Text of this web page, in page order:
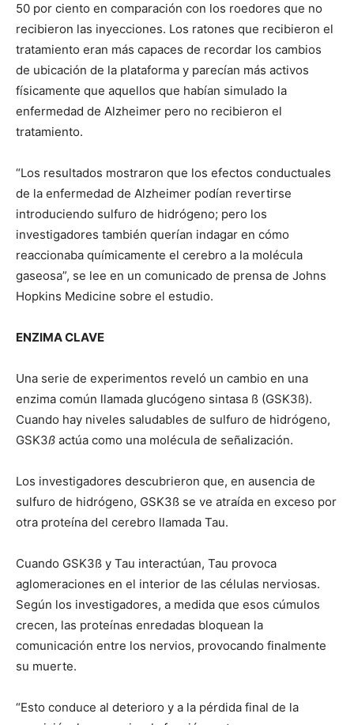
50 por ciento en comparación con los roedores que no
recibieron las inyecciones. Los ratones que recibieron el
tratamiento eran más capaces de recordar los cambios
de ubicación de la plataforma y parecían más activos
físicamente que aquellos que habían simulado la
enfermedad de Alzheimer pero no recibieron el
tratamiento.
“Los resultados mostraron que los efectos conductuales
de la enfermedad de Alzheimer podían revertirse
introduciendo sulfuro de hidrógeno; pero los
investigadores también querían indagar en cómo
reaccionaba químicamente el cerebro a la molécula
gaseosa”, se lee en un comunicado de prensa de Johns
Hopkins Medicine sobre el estudio.
ENZIMA CLAVE
Una serie de experimentos reveló un cambio en una
enzima común llamada glucógeno sintasa ß (GSK3ß).
Cuando hay niveles saludables de sulfuro de hidrógeno,
GSK3ß actúa como una molécula de señalización.
Los investigadores descubrieron que, en ausencia de
sulfuro de hidrógeno, GSK3ß se ve atraída en exceso por
otra proteína del cerebro llamada Tau.
Cuando GSK3ß y Tau interactúan, Tau provoca
aglomeraciones en el interior de las células nerviosas.
Según los investigadores, a medida que esos cúmulos
crecen, las proteínas enredadas bloquean la
comunicación entre los nervios, provocando finalmente
su muerte.
“Esto conduce al deterioro y a la pérdida final de la